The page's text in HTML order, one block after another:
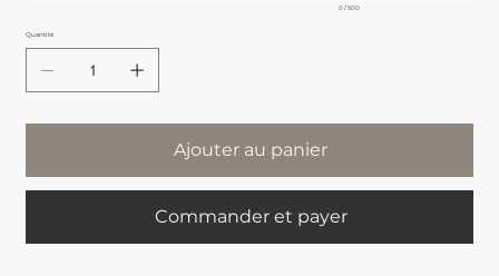
0 / 500
Quantité
Ajouter au panier
Commander et payer